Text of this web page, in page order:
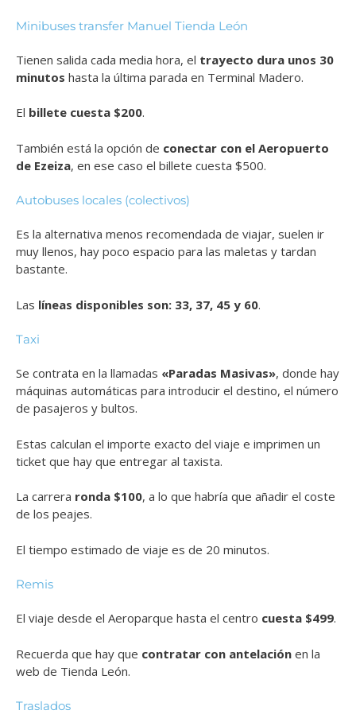
Minibuses transfer Manuel Tienda León
Tienen salida cada media hora, el trayecto dura unos 30
minutos hasta la última parada en Terminal Madero.
El billete cuesta $200.
También está la opción de conectar con el Aeropuerto
de Ezeiza, en ese caso el billete cuesta $500.
Autobuses locales (colectivos)
Es la alternativa menos recomendada de viajar, suelen ir
muy llenos, hay poco espacio para las maletas y tardan
bastante.
Las líneas disponibles son: 33, 37, 45 y 60.
Taxi
Se contrata en la llamadas «Paradas Masivas», donde hay
máquinas automáticas para introducir el destino, el número
de pasajeros y bultos.
Estas calculan el importe exacto del viaje e imprimen un
ticket que hay que entregar al taxista.
La carrera ronda $100, a lo que habría que añadir el coste
de los peajes.
El tiempo estimado de viaje es de 20 minutos.
Remis
El viaje desde el Aeroparque hasta el centro cuesta $499.
Recuerda que hay que contratar con antelación en la
web de Tienda León.
Traslados